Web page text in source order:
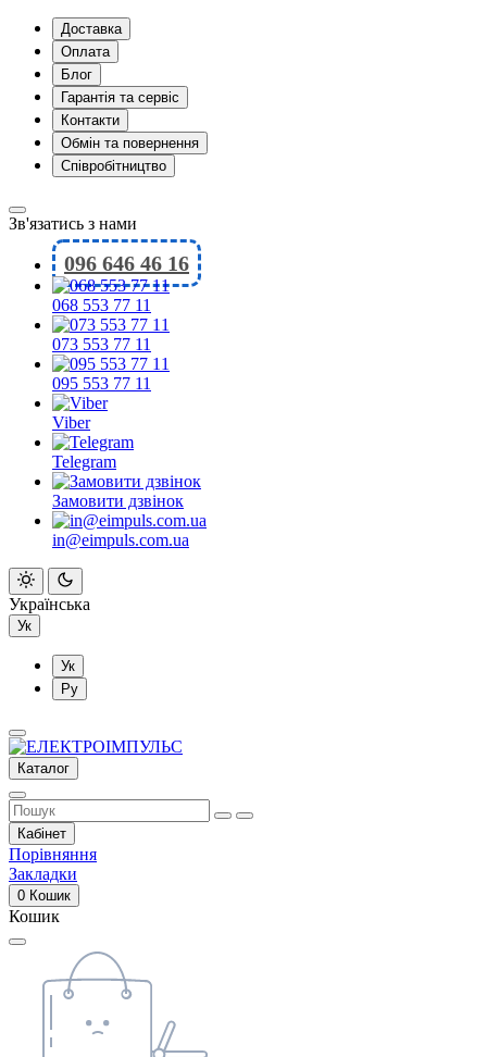
Доставка
Оплата
Блог
Гарантія та сервіс
Контакти
Обмін та повернення
Співробітництво
Зв'язатись з нами
096 646 46 16
068 553 77 11
073 553 77 11
095 553 77 11
Viber
Telegram
Замовити дзвінок
in@eimpuls.com.ua
Українська
Ук
Ук
Ру
Каталог
Кабінет
Порівняння
Закладки
0 Кошик
Кошик